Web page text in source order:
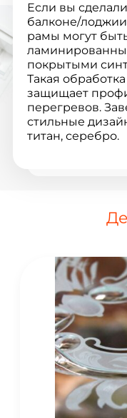
Если вы
балконе/
рамы могут
покрытыми
Такая
защищает
перегревов.
стильные
титан, серебро.